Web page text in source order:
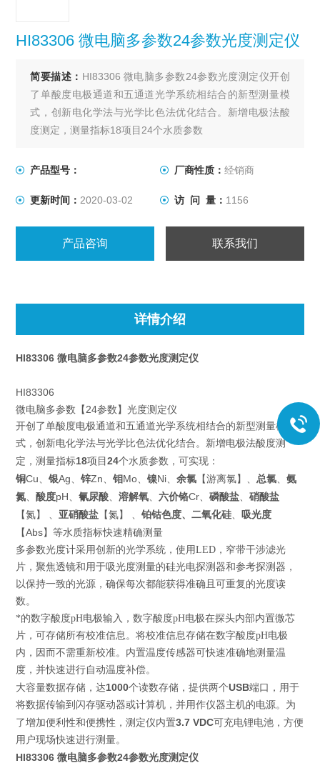
HI83306 微电脑多参数24参数光度测定仪
简要描述： HI83306 微电脑多参数24参数光度测定仪开创
了单酸度电极通道和五通道光学系统相结合的新型测量模
式，创新电化学法与光学比色法优化结合。新增电极法酸
度测定，测量指标18项目24个水质参数
产品型号： 厂商性质： 经销商
更新时间： 2020-03-02 访 问 量： 1156
产品咨询 联系我们
详情介绍
HI83306 微电脑多参数24参数光度测定仪
HI83306
微电脑多参数【24参数】光度测定仪
开创了单酸度电极通道和五通道光学系统相结合的新型测量模
式，创新电化学法与光学比色法优化结合。新增电极法酸度测
定，测量指标18项目24个水质参数，可实现：
铜Cu、银Ag、锌Zn、钼Mo、镍Ni、余氯 【游离氯】、 总氯 、氨
氮 、酸度pH、氰尿酸 、溶解氧 、六价铬Cr、磷酸盐 、硝酸盐
【氮】 、 亚硝酸盐 【氮】 、铂钴色度、二氧化硅
吸光度
【Abs】等水质指标快速精确测量
多参数光度计采用创新的光学系统，使用LED，窄带干涉滤光
片，聚焦透镜和用于吸光度测量的硅光电探测器和参考探测器，
以保持一致的光源，确保每次都能获得准确且可重复的光度读
数。
*的数字酸度pH电极输入，数字酸度pH电极在探头内部内置微芯
片，可存储所有校准信息。将校准信息存储在数字酸度pH电极
内，因而不需重新校准。内置温度传感器可快速准确地测量温
度，并快速进行自动温度补偿。
大容量数据存储，达1000个读数存储，提供两个USB端口，用于
将数据传输到闪存驱动器或计算机，并用作仪器主机的电源。为
了增加便利性和便携性，测定仪内置3.7 VDC可充电锂电池，方便
用户现场快速进行测量。
HI83306 微电脑多参数24参数光度测定仪